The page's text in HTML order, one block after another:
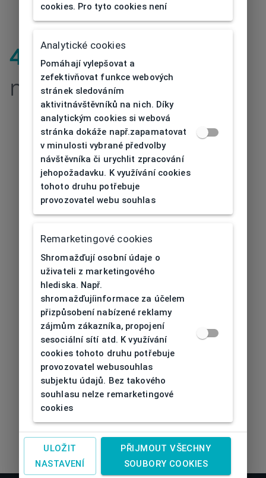
404| Stránka
nenalezena
cookies. Pro tyto cookies není
Analytické cookies
Pomáhají vylepšovat a
zefektivňovat funkce webových
stránek sledováním
aktivitnávštěvníků na nich. Díky
analytickým cookies si webová
stránka dokáže např.zapamatovat
v minulosti vybrané předvolby
návštěvníka či urychlit zpracování
jehopožadavku. K využívání cookies
tohoto druhu potřebuje
provozovatel webu souhlas
Remarketingové cookies
Shromažďují osobní údaje o
uživateli z marketingového
hlediska. Např.
shromažďujíinformace za účelem
přizpůsobení nabízené reklamy
zájmům zákazníka, propojení
sesociální sítí atd. K využívání
cookies tohoto druhu potřebuje
provozovatel webusouhlas
subjektu údajů. Bez takového
souhlasu nelze remarketingové
cookies
ULOŽIT
NASTAVENÍ
PŘIJMOUT VŠECHNY
SOUBORY COOKIES